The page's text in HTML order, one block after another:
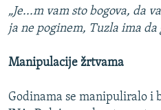
„Je...m vam sto bogova, da
ja ne poginem, Tuzla ima da
Manipulacije žrtvama
Godinama se manipuliralo i